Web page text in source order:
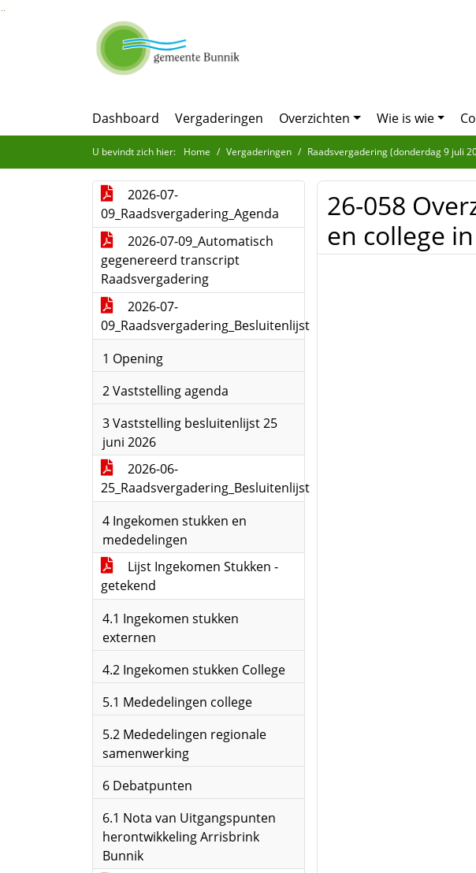
Ga naar de inhoud van deze pagina
Ga naar het zoeken
Ga naar het menu
Dashboard Vergaderingen Overzichten Wie is wie
U bevindt zich hier: Home Vergaderingen Raadsvergadering (donderdag 9 juli
2026-07-
09_Raadsvergadering_Agenda
2026-07-09_Automatisch
gegenereerd transcript
Raadsvergadering
2026-07-
09_Raadsvergadering_Besluitenlijst
1 Opening
2 Vaststelling agenda
3 Vaststelling besluitenlijst 25
juni 2026
2026-06-
25_Raadsvergadering_Besluitenlijst
4 Ingekomen stukken en
mededelingen
Lijst Ingekomen Stukken -
getekend
4.1 Ingekomen stukken
externen
4.2 Ingekomen stukken College
5.1 Mededelingen college
5.2 Mededelingen regionale
samenwerking
6 Debatpunten
6.1 Nota van Uitgangspunten
herontwikkeling Arrisbrink
Bunnik
26-058
en college